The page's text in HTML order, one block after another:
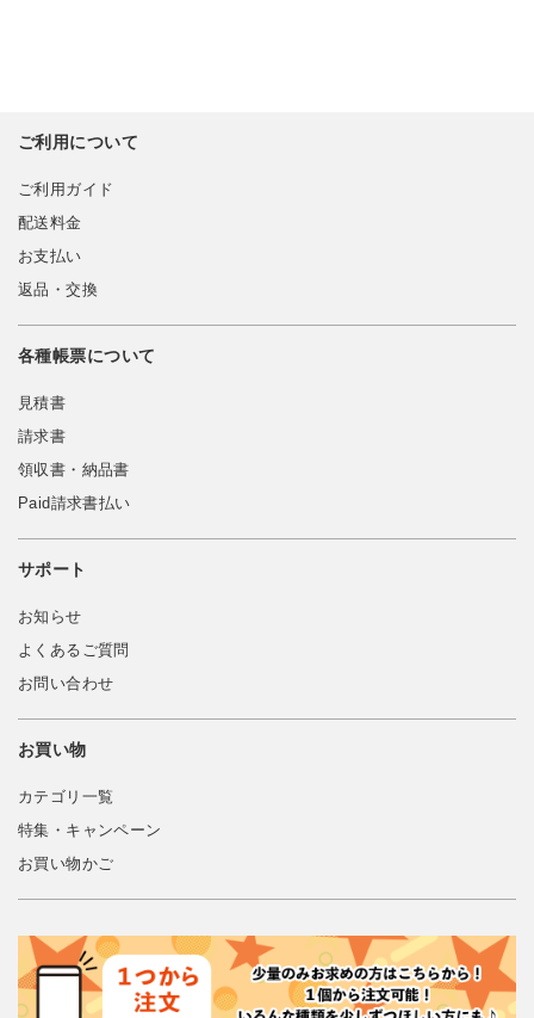
ご利用について
ご利用ガイド
配送料金
お支払い
返品・交換
各種帳票について
見積書
請求書
領収書・納品書
Paid請求書払い
サポート
お知らせ
よくあるご質問
お問い合わせ
お買い物
カテゴリ一覧
特集・キャンペーン
お買い物かご